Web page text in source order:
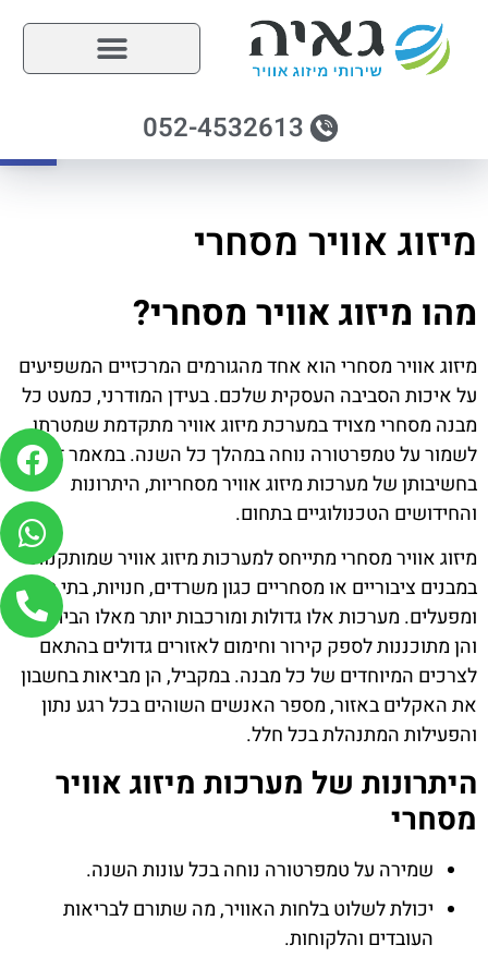
052-4532613
מיזוג אוויר מסחרי
מהו מיזוג אוויר מסחרי?
מיזוג אוויר מסחריהוא אחד מהגורמים המרכזיים המשפיעים
על איכות הסביבה העסקית שלכם. בעידן המודרני, כמעט כל
מבנה מסחרי מצויד במערכת מיזוג אוויר מתקדמת שמטרתן
לשמור על טמפרטורה נוחה במהלך כל השנה. במאמר זה נדון
בחשיבותן של מערכות מיזוג אוויר מסחריות, היתרונות
והחידושים הטכנולוגיים בתחום.
מיזוג אוויר מסחרימתייחס למערכות מיזוג אוויר שמותקנות
במבנים ציבוריים או מסחריים כגון משרדים, חנויות, בתי מלון
ומפעלים. מערכות אלו גדולות ומורכבות יותר מאלו הביתיות,
והן מתוכננות לספק קירור וחימום לאזורים גדולים בהתאם
לצרכים המיוחדים של כל מבנה. במקביל, הן מביאות בחשבון
את האקלים באזור, מספר האנשים השוהים בכל רגע נתון
והפעילות המתנהלת בכל חלל.
היתרונות של מערכות מיזוג אוויר
מסחרי
שמירה על טמפרטורה נוחה בכל עונות השנה.
יכולת לשלוט בלחות האוויר, מה שתורם לבריאות
העובדים והלקוחות.